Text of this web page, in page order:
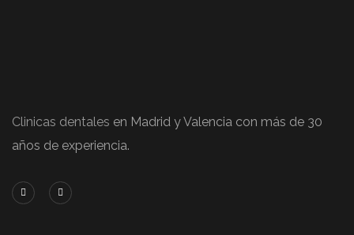
Clinicas dentales en Madrid y Valencia con más de 30
años de experiencia.